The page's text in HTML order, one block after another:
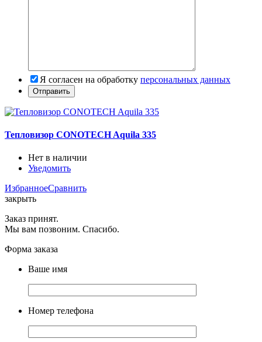
Я согласен на обработку персональных данных
Тепловизор CONOTECH Aquila 335
Нет в наличии
Уведомить
ИзбранноеСравнить
закрыть
Заказ принят.
Мы вам позвоним. Спасибо.
Форма заказа
Ваше имя
Номер телефона